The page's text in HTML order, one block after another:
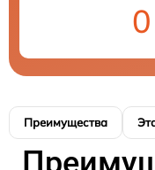
Преимущества